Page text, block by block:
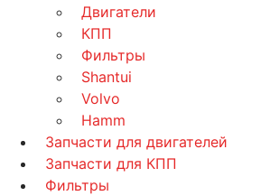
Двигатели
КПП
Фильтры
Shantui
Volvo
Hamm
Запчасти для двигателей
Запчасти для КПП
Фильтры